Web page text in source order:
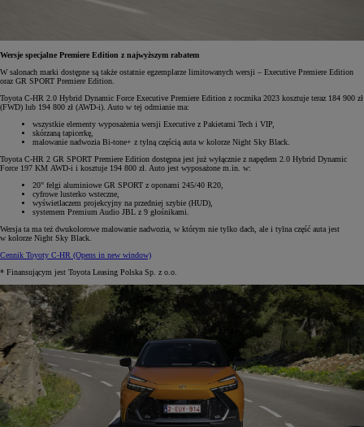
Wersje specjalne Premiere Edition z najwyższym rabatem
W salonach marki dostępne są także ostatnie egzemplarze limitowanych wersji – Executive Premiere Edition
oraz GR SPORT Premiere Edition.
Toyota C-HR 2.0 Hybrid Dynamic Force Executive Premiere Edition z rocznika 2023 kosztuje teraz 184 900 zł
(FWD) lub 194 800 zł (AWD-i). Auto w tej odmianie ma:
wszystkie elementy wyposażenia wersji Executive z Pakietami Tech i VIP,
skórzaną tapicerkę,
malowanie nadwozia Bi-tone+ z tylną częścią auta w kolorze Night Sky Black.
Toyota C-HR 2 GR SPORT Premiere Edition dostępna jest już wyłącznie z napędem 2.0 Hybrid Dynamic
Force 197 KM AWD-i i kosztuje 194 800 zł. Auto jest wyposażone m.in. w:
20" felgi aluminiowe GR SPORT z oponami 245/40 R20,
cyfrowe lusterko wsteczne,
wyświetlaczem projekcyjny na przedniej szybie (HUD),
systemem Premium Audio JBL z 9 głośnikami.
Wersja ta ma też dwukolorowe malowanie nadwozia, w którym nie tylko dach, ale i tylna część auta jest
w kolorze Night Sky Black.
Cennik Toyoty C-HR (Opens in new window)
* Finansującym jest Toyota Leasing Polska Sp. z o.o.